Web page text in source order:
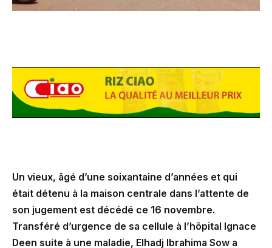
Un vieux, âgé d’une soixantaine d’années et qui
était détenu à la maison centrale dans l’attente de
son jugement est décédé ce 16 novembre.
Transféré d’urgence de sa cellule à l’hôpital Ignace
Deen suite à une maladie, Elhadj Ibrahima Sow a